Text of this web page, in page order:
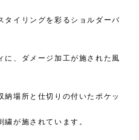
タイリングを彩るショルダーバ
に、ダメージ加工が施された風
納場所と仕切りの付いたポケッ
が施されています。